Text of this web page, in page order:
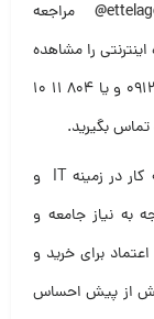
مراجعه
را مشاهده
کنید و در صورت پسند با شماره های ۷۶۱ ۷۳ ۷۳ ۰۹۱۲ و یا ۸۰۴ ۱۱ ۱۰
.
شرکت اطلاع گستر اطلس بیش از ۲۵ سال سابقه کار در زمینه IT و
به نیاز جامعه و
برای خرید و
از پیش احساس